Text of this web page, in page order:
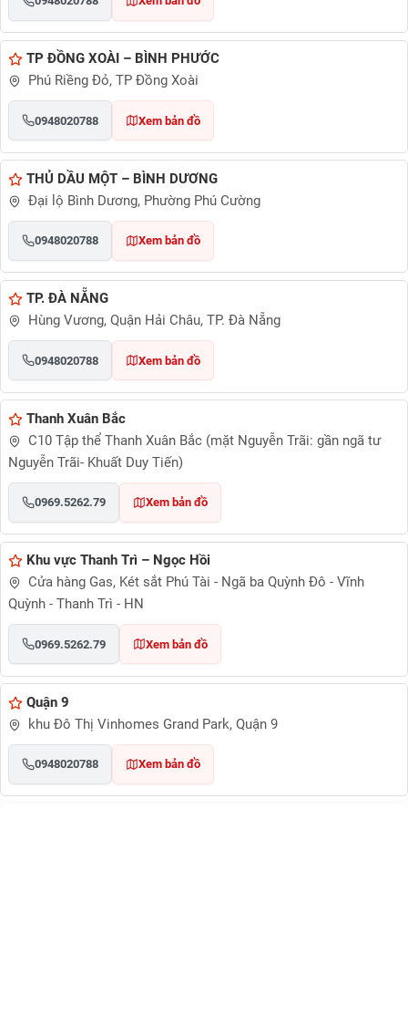
TP ĐỒNG XOÀI – BÌNH PHƯỚC
Phú Riềng Đỏ, TP Đồng Xoài
0948020788 Xem bản đồ
THỦ DẦU MỘT – BÌNH DƯƠNG
Đại lộ Bình Dương, Phường Phú Cường
0948020788 Xem bản đồ
TP. ĐÀ NẴNG
Hùng Vương, Quận Hải Châu, TP. Đà Nẵng
0948020788 Xem bản đồ
Thanh Xuân Bắc
C10 Tập thể Thanh Xuân Bắc (mặt Nguyễn Trãi: gần ngã tư
Nguyễn Trãi- Khuất Duy Tiến)
0969.5262.79 Xem bản đồ
Khu vực Thanh Trì – Ngọc Hồi
Cửa hàng Gas, Két sắt Phú Tài - Ngã ba Quỳnh Đô - Vĩnh
Quỳnh - Thanh Trì - HN
0969.5262.79 Xem bản đồ
Quận 9
khu Đô Thị Vinhomes Grand Park, Quận 9
0948020788 Xem bản đồ